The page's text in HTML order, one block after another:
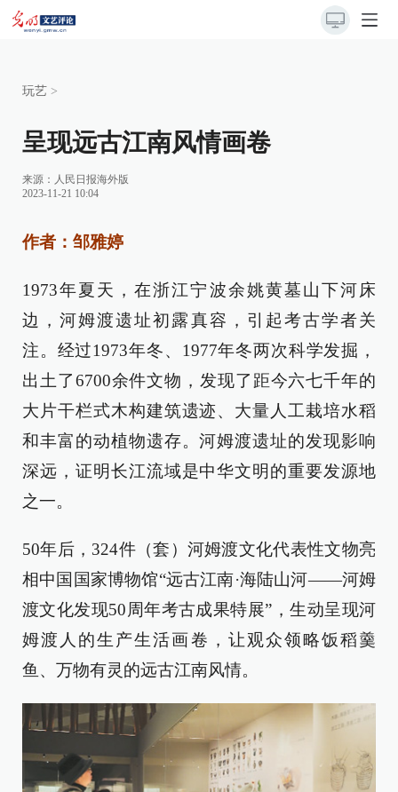
玩艺 >
呈现远古江南风情画卷
来源： 人民日报海外版
2023-11-21 10:04
作者：邹雅婷
1973年夏天，在浙江宁波余姚黄墓山下河床
边，河姆渡遗址初露真容，引起考古学者关
注。经过1973年冬、1977年冬两次科学发掘，
出土了6700余件文物，发现了距今六七千年的
大片干栏式木构建筑遗迹、大量人工栽培水稻
和丰富的动植物遗存。河姆渡遗址的发现影响
深远，证明长江流域是中华文明的重要发源地
之一。
50年后，324件（套）河姆渡文化代表性文物亮
相中国国家博物馆“远古江南·海陆山河——河姆
渡文化发现50周年考古成果特展”，生动呈现河
姆渡人的生产生活画卷，让观众领略饭稻羹
鱼、万物有灵的远古江南风情。